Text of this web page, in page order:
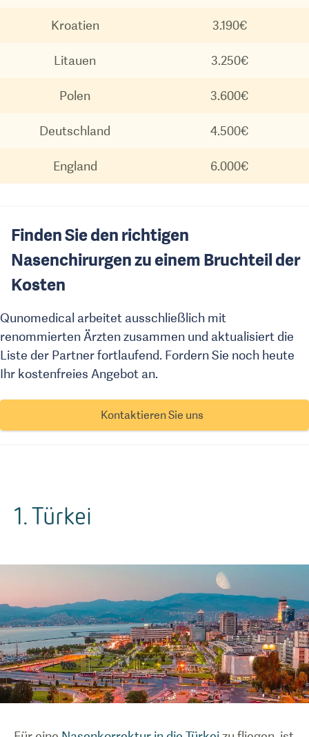
Kroatien 3.190€
Litauen 3.250€
Polen 3.600€
Deutschland 4.500€
England 6.000€
Finden Sie den richtigen
Nasenchirurgen zu einem Bruchteil der
Kosten
Qunomedical arbeitet ausschließlich mit
renommierten Ärzten zusammen und aktualisiert die
Liste der Partner fortlaufend. Fordern Sie noch heute
Ihr kostenfreies Angebot an.
Kontaktieren Sie uns
1. Türkei